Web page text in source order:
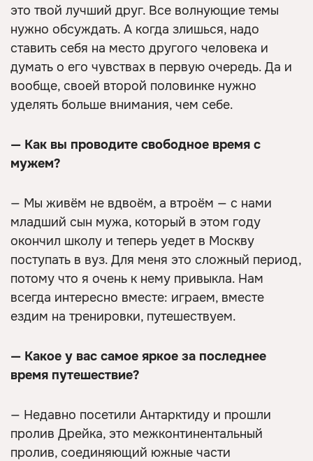
это твой лучший друг. Все волнующие темы
нужно обсуждать. А когда злишься, надо
ставить себя на место другого человека и
думать о его чувствах в первую очередь. Да и
вообще, своей второй половинке нужно
уделять больше внимания, чем себе.
— Как вы проводите свободное время с
мужем?
— Мы живём не вдвоём, а втроём — с нами
младший сын мужа, который в этом году
окончил школу и теперь уедет в Москву
поступать в вуз. Для меня это сложный период,
потому что я очень к нему привыкла. Нам
всегда интересно вместе: играем, вместе
ездим на тренировки, путешествуем.
— Какое у вас самое яркое за последнее
время путешествие?
— Недавно посетили Антарктиду и прошли
пролив Дрейка, это межконтинентальный
пролив, соединяющий южные части